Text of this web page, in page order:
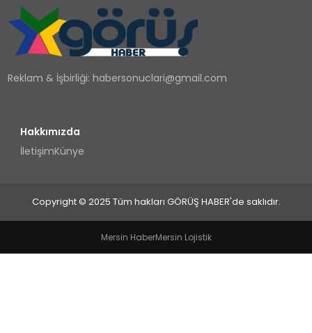
SPOR
TEKNOLOJI
YAŞAM
Reklam & İşbirliği:habersonuclari@gmail.com
Hakkımızda
İletişimKünye
Copyright © 2025 Tüm hakları GÖRÜŞ HABER'de saklıdır.
Mersin HaberMersin Lojistik